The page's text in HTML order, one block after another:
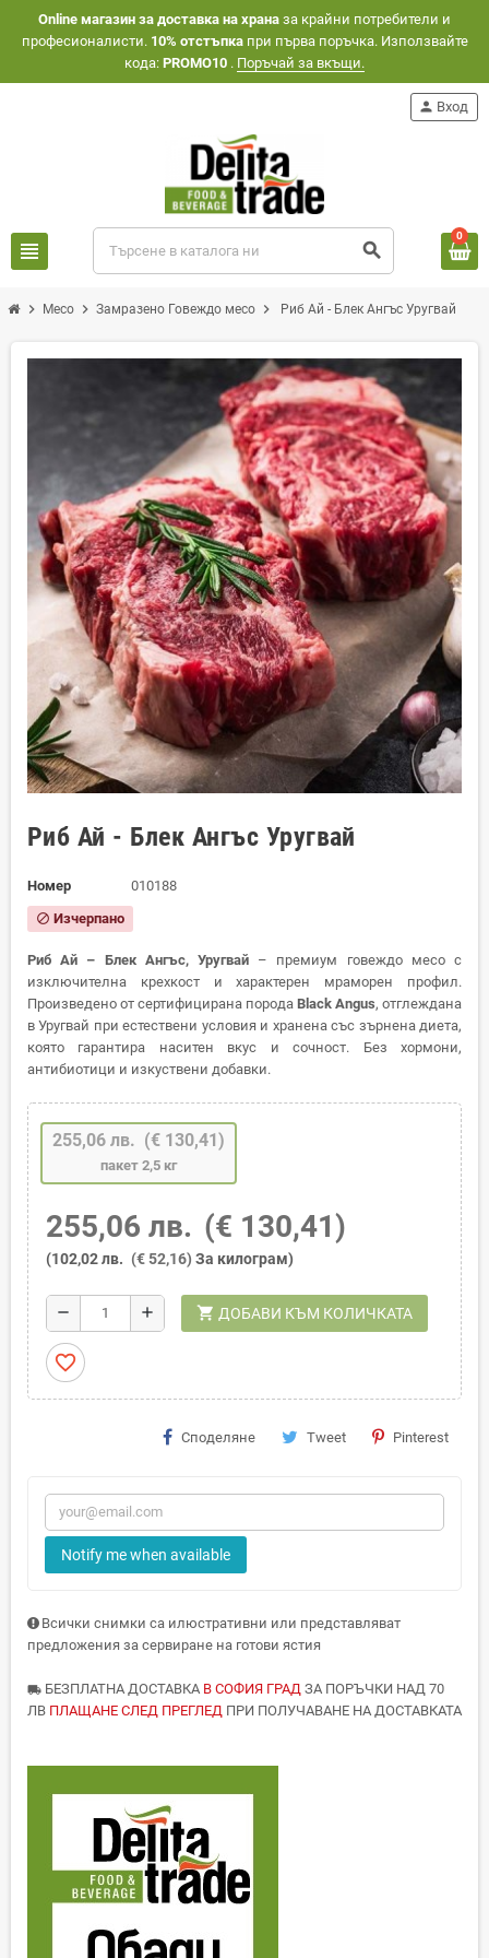
Оnline магазин за доставка на храна за крайни потребители и
професионалисти. 10% отстъпкапри първа поръчка. Използвайте
кода: PROMO10 . Поръчай за вкъщи.
view_headline search
person Вход
0
chevron_right Месо chevron_right Замразено Говеждо месо chevron_right Риб Ай - Блек Ангъс Уругвай
Риб Ай - Блек Ангъс Уругвай
Номер 010188
block Изчерпано
Риб Ай – Блек Ангъс, Уругвай – премиум говеждо месо с
изключителна крехкост и характерен мраморен профил.
Произведено от сертифицирана порода Black Angus, отглеждана
в Уругвай при естествени условия и хранена със зърнена диета,
която гарантира наситен вкус и сочност. Без хормони,
антибиотици и изкуствени добавки.
255,06 лв. (€ 130,41)
пакет 2,5 кг
255,06 лв. (€ 130,41)
(102,02 лв. (€ 52,16) За килограм)
remove add shopping_cart ДОБАВИ КЪМ КОЛИЧКАТА
favorite_border
Споделяне Tweet Pinterest
Notify me when available
Всички снимки са илюстративни или представляват
предложения за сервиране на готови ястия
local_shipping БЕЗПЛАТНА ДОСТАВКА В СОФИЯ ГРАД ЗА ПОРЪЧКИ НАД 70
ЛВ ПЛАЩАНЕ СЛЕД ПРЕГЛЕД ПРИ ПОЛУЧАВАНЕ НА ДОСТАВКАТА